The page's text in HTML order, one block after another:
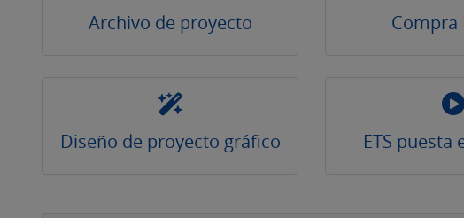
Archivo de proyecto Compra
Diseño de proyecto gráfico ETS puesta